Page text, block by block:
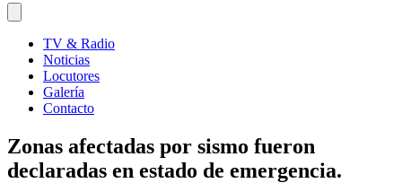
TV & Radio
Noticias
Locutores
Galería
Contacto
Zonas afectadas por sismo fueron
declaradas en estado de emergencia.